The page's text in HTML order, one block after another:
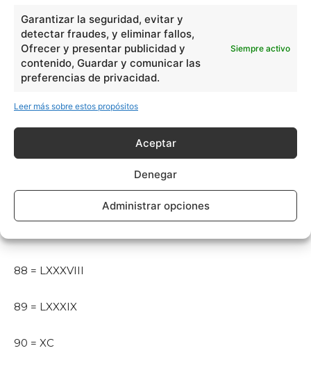
Garantizar la seguridad, evitar y
detectar fraudes, y eliminar fallos,
Ofrecer y presentar publicidad y
contenido, Guardar y comunicar las
preferencias de privacidad.
Siempre activo
Leer más sobre estos propósitos
Aceptar
Denegar
Administrar opciones
81 = LXXXI
82 = LXXXII
84 = LXXXIV
85 = LXXXV
86 = LXXXVI
88 = LXXXVIII
89 = LXXXIX
90 = XC